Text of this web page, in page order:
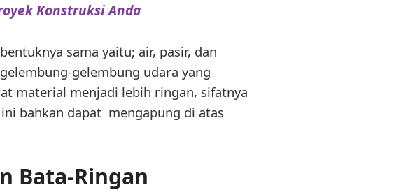
Konstruksi Anda
sama yaitu; air, pasir, dan
gelembung udara yang
material menjadi lebih ringan, sifatnya
bahkan dapat mengapung di atas
Bata-Ringan